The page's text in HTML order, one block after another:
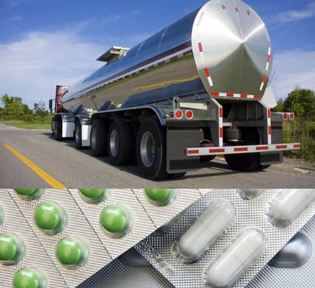
Farmaceutické balení hliníková fólie
Farmaceutická balicí hliníková fólie je typ hliníkové
fólie používané pro balení různých farmaceutických
produktů, jako jsou tablety, kapsle, pilulky, a prášky.
Letecký hliník